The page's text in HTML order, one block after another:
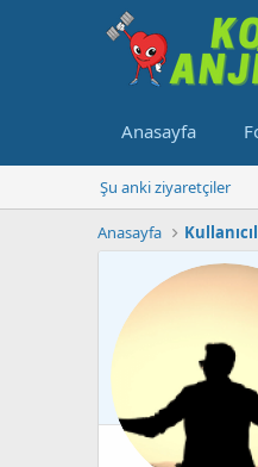
Anasayfa
Şu anki ziyaretçiler
Anasayfa